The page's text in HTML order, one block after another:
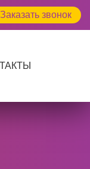
Заказать звонок